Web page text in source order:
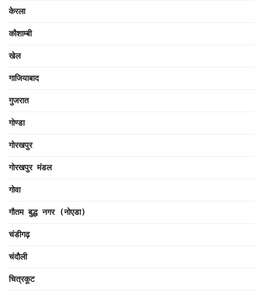
केरला
कौशाम्बी
खेल
गाजियाबाद
गुजरात
गोण्डा
गोरखपुर
गोरखपुर मंडल
गोवा
गौतम बुद्ध नगर (नोएडा)
चंडीगढ़
चंदौली
चित्रकूट